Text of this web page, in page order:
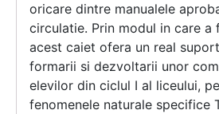
oricare dintre manualele
circulatie. Prin modul in care a
acest caiet ofera un real
formarii si dezvoltarii unor
elevilor din ciclul I al liceului,
fenomenele naturale specifice